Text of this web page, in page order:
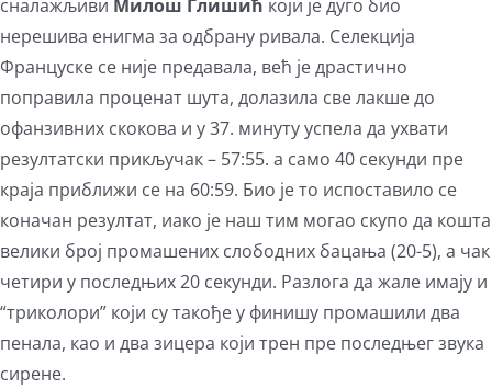
сналажљиви Милош Глишић који је дуго био
нерешива енигма за одбрану ривала. Селекција
Француске се није предавала, већ је драстично
поправила проценат шута, долазила све лакше до
офанзивних скокова и у 37. минуту успела да ухвати
резултатски прикључак – 57:55. а само 40 секунди пре
краја приближи се на 60:59. Био је то испоставило се
коначан резултат, иако је наш тим могао скупо да кошта
велики број промашених слободних бацања (20-5), а чак
четири у последњих 20 секунди. Разлога да жале имају и
“триколори” који су такође у финишу промашили два
пенала, као и два зицера који трен пре последњег звука
сирене.